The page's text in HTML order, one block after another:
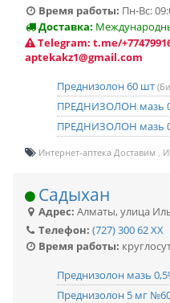
Время работы: Пн-Вс:
Доставка:
Telegram: t.me/
aptekakz1@gmail.com
Преднизолон 60 шт
ПРЕДНИЗОЛОН мазь
ПРЕДНИЗОЛОН мазь
Интернет-аптека Доставим
Садыхан
Адрес: Алматы,улица
Телефон: (727) 300 62 XX
Время работы:
Преднизолон мазь
Преднизолон 5 мг